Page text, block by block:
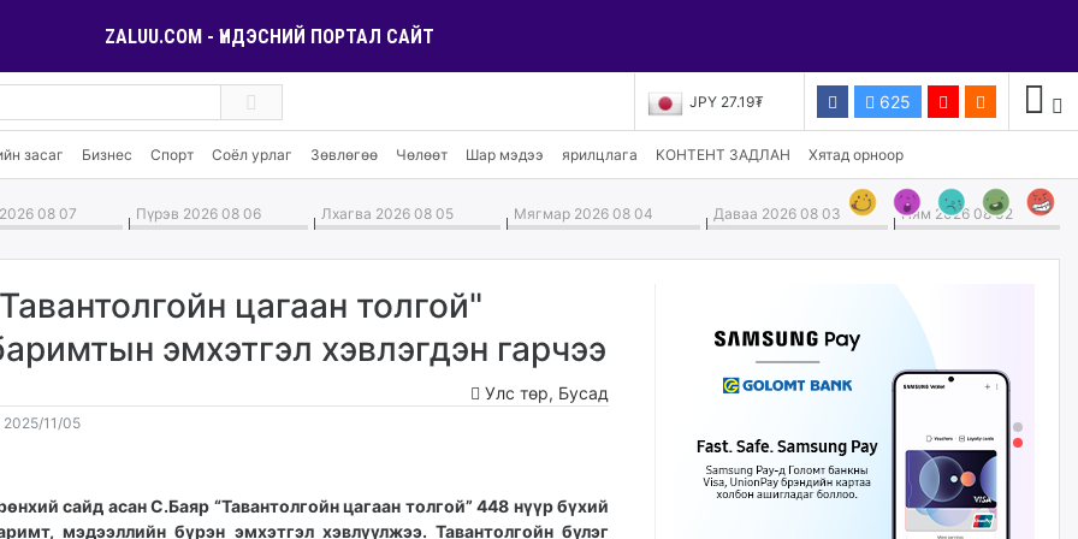
ZALUU.COM - ҮНДЭСНИЙ ПОРТАЛ САЙТ